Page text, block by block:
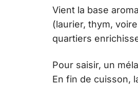
Vient la base
(laurier, thym,
quartiers
Pour saisir, un
En fin de cuisson,